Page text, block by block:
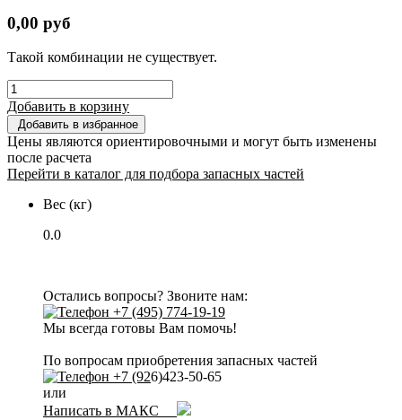
0,00 руб
Такой комбинации не существует.
Добавить в корзину
Добавить в избранное
Цены являются ориентировочными и могут быть изменены
после расчета
Перейти в каталог для подбора запасных частей
Вес (кг)
0.0
Остались вопросы? Звоните нам:
+7 (495) 774-19-19
Мы всегда готовы Вам помочь!
По вопросам приобретения запасных частей
+7 (926)423-50-65
или
Написать в МАКС